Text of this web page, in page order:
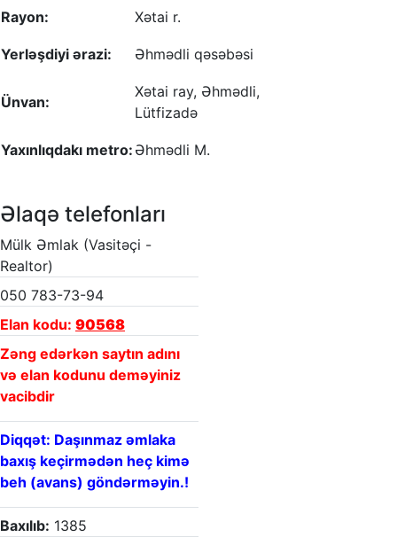
Rayon: Xətai r.
Yerləşdiyi ərazi: Əhmədli qəsəbəsi
Ünvan:
Xətai ray, Əhmədli,
Lütfizadə
Yaxınlıqdakı metro: Əhmədli M.
Əlaqə telefonları
Mülk Əmlak (Vasitəçi -
Realtor)
050 783-73-94
Elan kodu: 90568
Zəng edərkən saytın adını
və elan kodunu deməyiniz
vacibdir
Diqqət: Daşınmaz əmlaka
baxış keçirmədən heç kimə
beh (avans) göndərməyin.!
Baxılıb: 1385